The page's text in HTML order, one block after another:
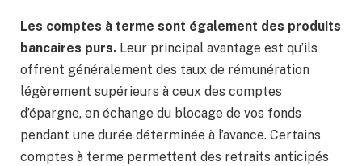
Les comptes à terme sont également des produits
bancaires purs. Leur principal avantage est qu’ils
offrent généralement des taux de rémunération
légèrement supérieurs à ceux des comptes
d’épargne, en échange du blocage de vos fonds
pendant une durée déterminée à l’avance. Certains
comptes à terme permettent des retraits anticipés